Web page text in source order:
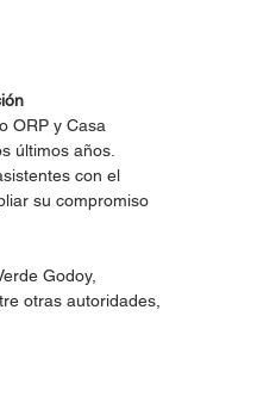
ORP y Casa
últimos años.
con el
su compromiso
Godoy,
otras autoridades,